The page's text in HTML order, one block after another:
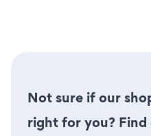
Not sure if our
right for you?